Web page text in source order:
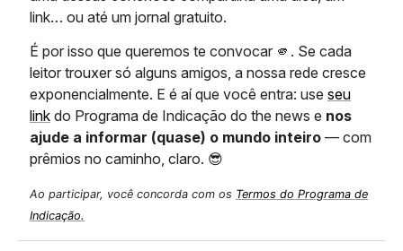
link… ou até um jornal gratuito.
É por isso que queremos te convocar 🫵. Se cada
leitor trouxer só alguns amigos, a nossa rede cresce
exponencialmente. E é aí que você entra: use seu
link do Programa de Indicação do the news e nos
ajude a informar (quase) o mundo inteiro — com
prêmios no caminho, claro. 😎
Ao participar, você concorda com os Termos do Programa de
Indicação.